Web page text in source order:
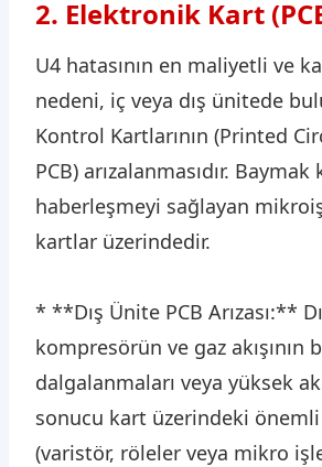
2. Elektronik Kart
U4 hatasının en maliyetli ve
nedeni, iç veya dış ünitede
Kontrol Kartlarının (Printed
PCB) arızalanmasıdır.
haberleşmeyi sağlayan
kartlar üzerindedir.
* **Dış Ünite PCB Arızası:**
kompresörün ve gaz akışının
dalgalanmaları veya yüksek
sonucu kart üzerindeki
(varistör, röleler veya mikro